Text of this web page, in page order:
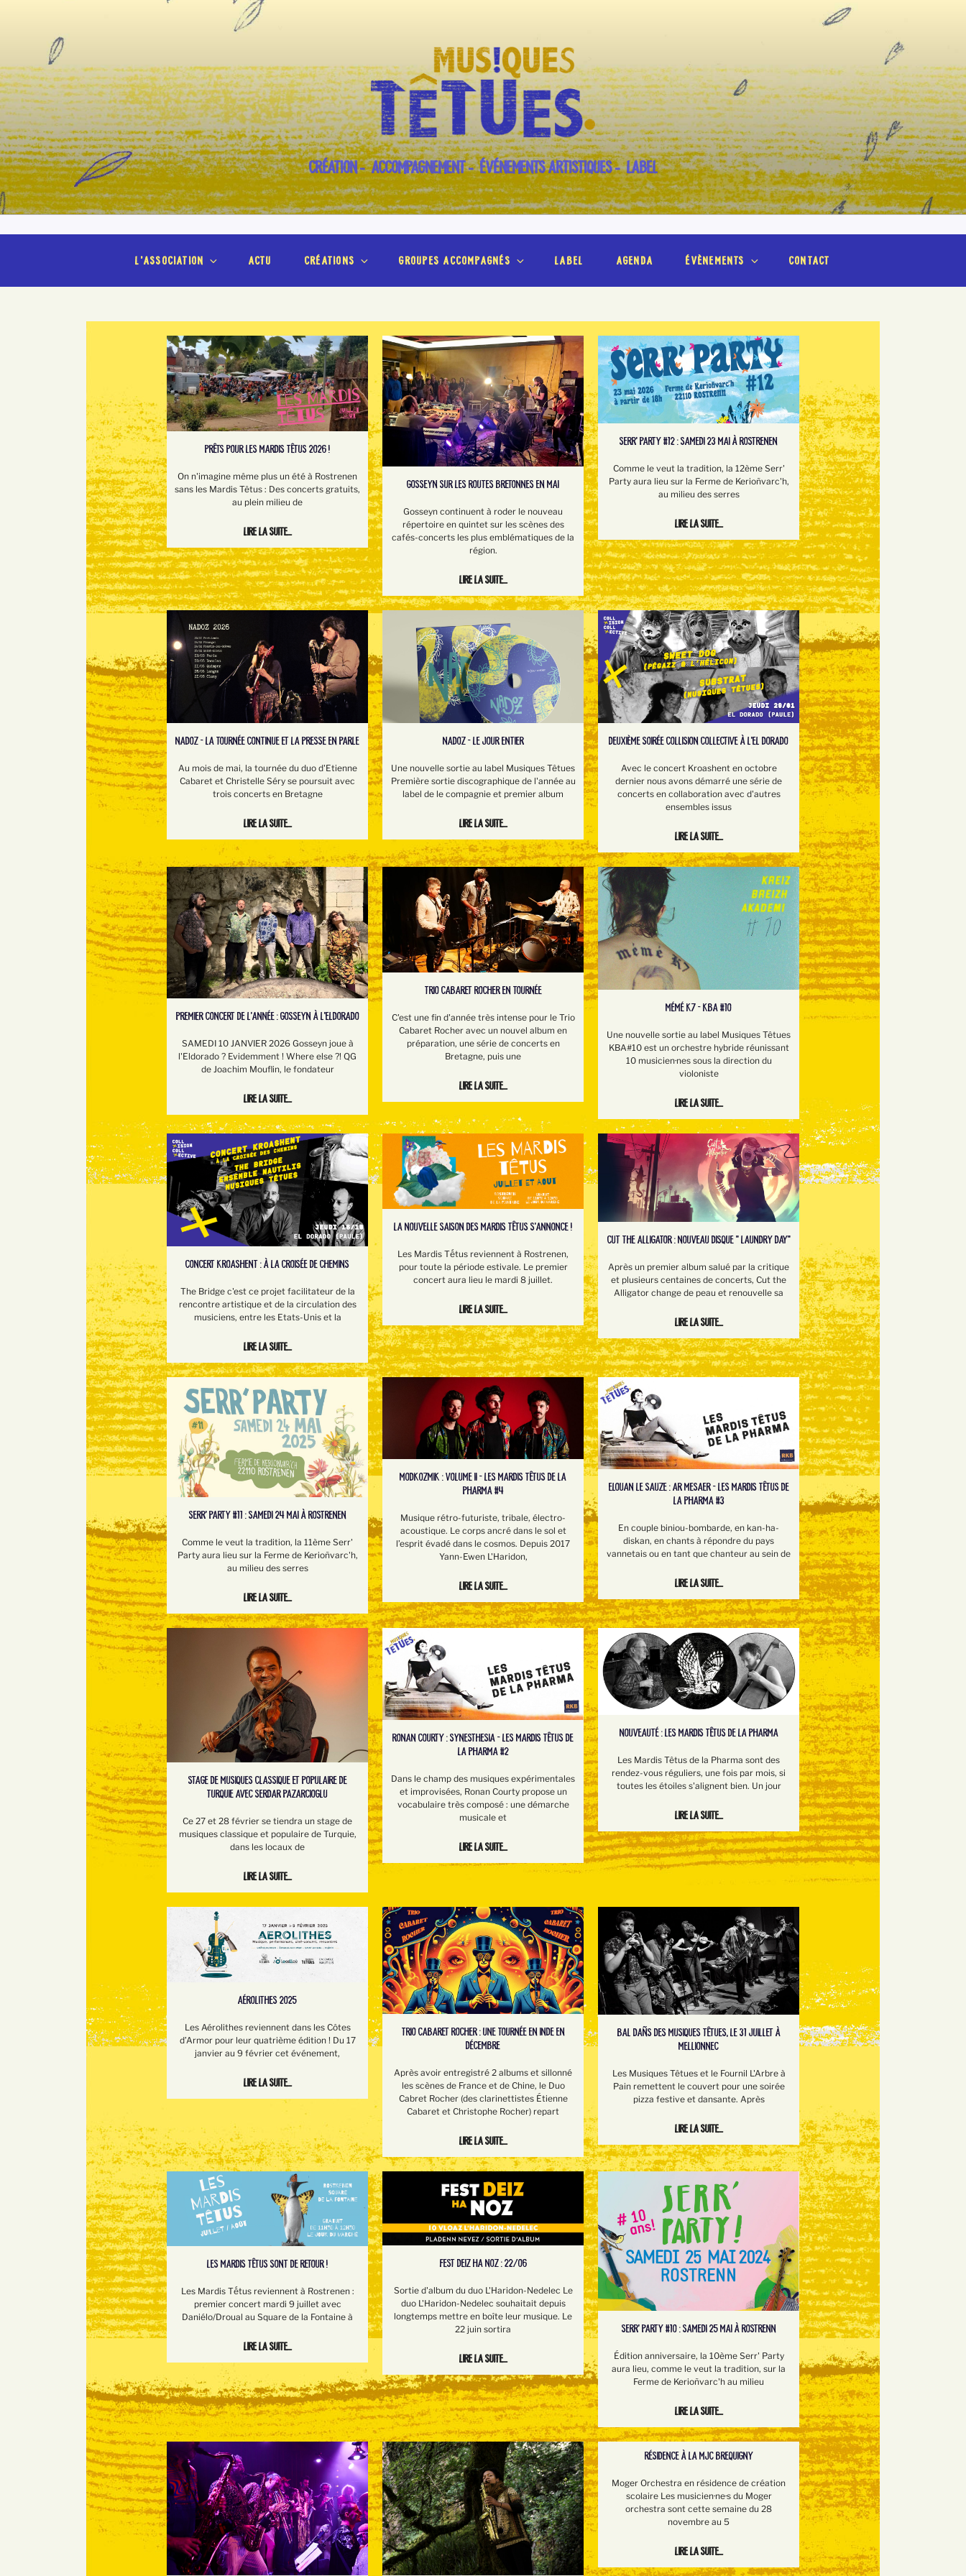
CRÉATION – ACCOMPAGNEMENT – ÉVÉNEMENTS ARTISTIQUES – LABEL
l’association actu créations groupes accompagnés label agenda évènements contact
PRÊTS POUR LES MARDIS TÊTUS 2026 !
On n'imagine même plus un été à Rostrenen
sans les Mardis Têtus : Des concerts gratuits,
au plein milieu de
Lire la suite...
GOSSEYN SUR LES ROUTES BRETONNES EN MAI
Gosseyn continuent à roder le nouveau
répertoire en quintet sur les scènes des
cafés-concerts les plus emblématiques de la
région.
Lire la suite...
SERR’ PARTY #12 : SAMEDI 23 MAI À ROSTRENEN
Comme le veut la tradition, la 12ème Serr'
Party aura lieu sur la Ferme de Kerioñvarc'h,
au milieu des serres
Lire la suite...
NADOZ - LA TOURNÉE CONTINUE ET LA PRESSE EN PARLE
Au mois de mai, la tournée du duo d'Etienne
Cabaret et Christelle Séry se poursuit avec
trois concerts en Bretagne
Lire la suite...
NADOZ - LE JOUR ENTIER
Une nouvelle sortie au label Musiques Têtues
Première sortie discographique de l'année au
label de le compagnie et premier album
Lire la suite...
DEUXIÈME SOIRÉE COLLISION COLLECTIVE À L'EL DORADO
Avec le concert Kroashent en octobre
dernier nous avons démarré une série de
concerts en collaboration avec d'autres
ensembles issus
Lire la suite...
PREMIER CONCERT DE L'ANNÉE : GOSSEYN À L'ELDORADO
SAMEDI 10 JANVIER 2026 Gosseyn joue à
l'Eldorado ? Evidemment ! Where else ?! QG
de Joachim Mouflin, le fondateur
Lire la suite...
TRIO CABARET ROCHER EN TOURNÉE
C'est une fin d'année très intense pour le Trio
Cabaret Rocher avec un nouvel album en
préparation, une série de concerts en
Bretagne, puis une
Lire la suite...
MÉMÉ K7 - KBA #10
Une nouvelle sortie au label Musiques Têtues
KBA#10 est un orchestre hybride réunissant
10 musicien·nes sous la direction du
violoniste
Lire la suite...
CONCERT KROASHENT : À LA CROISÉE DE CHEMINS
The Bridge c'est ce projet facilitateur de la
rencontre artistique et de la circulation des
musiciens, entre les Etats-Unis et la
Lire la suite...
LA NOUVELLE SAISON DES MARDIS TÊTUS S'ANNONCE !
Les Mardis Tếtus reviennent à Rostrenen,
pour toute la période estivale. Le premier
concert aura lieu le mardi 8 juillet.
Lire la suite...
CUT THE ALLIGATOR : NOUVEAU DISQUE " LAUNDRY DAY"
Après un premier album salué par la critique
et plusieurs centaines de concerts, Cut the
Alligator change de peau et renouvelle sa
Lire la suite...
SERR’ PARTY #11 : SAMEDI 24 MAI À ROSTRENEN
Comme le veut la tradition, la 11ème Serr'
Party aura lieu sur la Ferme de Kerioñvarc'h,
au milieu des serres
Lire la suite...
MODKOZMIK : VOLUME II - LES MARDIS TÊTUS DE LA
PHARMA #4
Musique rétro-futuriste, tribale, électro-
acoustique. Le corps ancré dans le sol et
l’esprit évadé dans le cosmos. Depuis 2017
Yann-Ewen L'Haridon,
Lire la suite...
ELOUAN LE SAUZE : AR MESAER - LES MARDIS TÊTUS DE
LA PHARMA #3
En couple biniou-bombarde, en kan-ha-
diskan, en chants à répondre du pays
vannetais ou en tant que chanteur au sein de
Lire la suite...
STAGE DE MUSIQUES CLASSIQUE ET POPULAIRE DE
TURQUIE AVEC SERDAR PAZARCIOGLU
Ce 27 et 28 février se tiendra un stage de
musiques classique et populaire de Turquie,
dans les locaux de
Lire la suite...
RONAN COURTY : SYNESTHESIA - LES MARDIS TÊTUS DE
LA PHARMA #2
Dans le champ des musiques expérimentales
et improvisées, Ronan Courty propose un
vocabulaire très composé : une démarche
musicale et
Lire la suite...
NOUVEAUTÉ : LES MARDIS TÊTUS DE LA PHARMA
Les Mardis Têtus de la Pharma sont des
rendez-vous réguliers, une fois par mois, si
toutes les étoiles s'alignent bien. Un jour
Lire la suite...
AÉROLITHES 2025
Les Aérolithes reviennent dans les Côtes
d’Armor pour leur quatrième édition ! Du 17
janvier au 9 février cet événement,
Lire la suite...
TRIO CABARET ROCHER : UNE TOURNÉE EN INDE EN
DÉCEMBRE
Après avoir entregistré 2 albums et sillonné
les scènes de France et de Chine, le Duo
Cabret Rocher (des clarinettistes Étienne
Cabaret et Christophe Rocher) repart
Lire la suite...
BAL DAÑS DES MUSIQUES TÊTUES, LE 31 JUILLET À
MELLIONNEC
Les Musiques Têtues et le Fournil L'Arbre à
Pain remettent le couvert pour une soirée
pizza festive et dansante. Après
Lire la suite...
LES MARDIS TÊTUS SONT DE RETOUR !
Les Mardis Tếtus reviennent à Rostrenen :
premier concert mardi 9 juillet avec
Daniélo/Droual au Square de la Fontaine à
Lire la suite...
FEST DEIZ HA NOZ : 22/06
Sortie d'album du duo L'Haridon-Nedelec Le
duo L'Haridon-Nedelec souhaitait depuis
longtemps mettre en boîte leur musique. Le
22 juin sortira
Lire la suite...
SERR’ PARTY #10 : SAMEDI 25 MAI À ROSTRENN
Édition anniversaire, la 10ème Serr' Party
aura lieu, comme le veut la tradition, sur la
Ferme de Kerioñvarc'h au milieu
Lire la suite...
RÉSIDENCE À LA MJC BREQUIGNY
Moger Orchestra en résidence de création
scolaire Les musicien·ne·s du Moger
orchestra sont cette semaine du 28
novembre au 5
Lire la suite...